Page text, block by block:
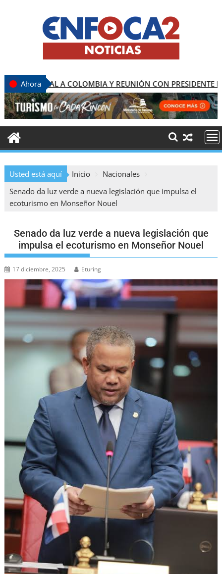
Ahora Y REUNIÓN CON PRESIDENTE DE HONDURAS
Usted está aquí Inicio
Nacionales
Senado da luz verde a nueva legislación que impulsa el
ecoturismo en Monseñor Nouel
Senado da luz verde a nueva legislación que
impulsa el ecoturismo en Monseñor Nouel
17 diciembre, 2025 Eturing